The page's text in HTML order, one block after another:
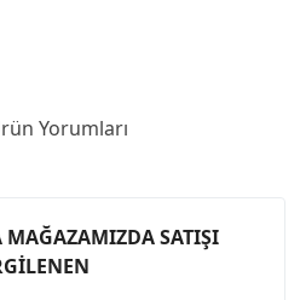
Yorumları
MAĞAZAMIZDA SATIŞI